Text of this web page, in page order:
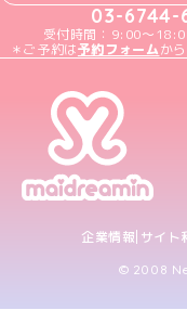
03-6744-
受付時間：9:00～
＊ご予約は予約フォームか
企業情報 サイト
© 2008